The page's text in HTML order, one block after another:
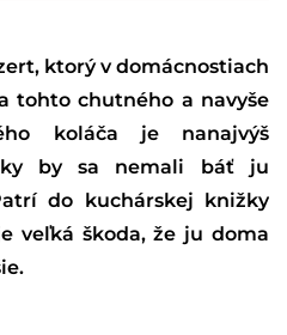
ktorý v domácnostiach
tohto chutného a navyše
koláča je nanajvýš
by sa nemali báť ju
do kuchárskej knižky
veľká škoda, že ju doma